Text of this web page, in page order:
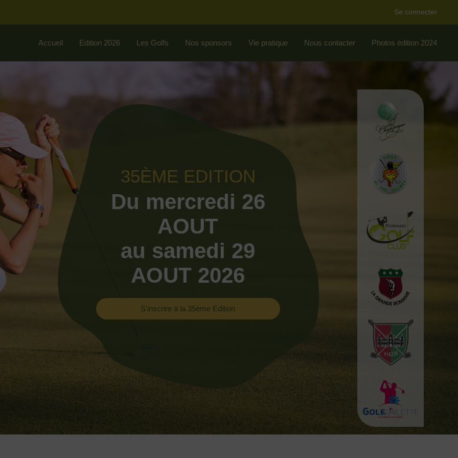
Se connecter
Accueil Edition 2026 Les Golfs Nos sponsors Vie pratique Nous contacter Photos édition 2024
35ÈME EDITION
Du mercredi 26
AOUT
au samedi 29
AOUT 2026
S'inscrire à la 35ème Edition